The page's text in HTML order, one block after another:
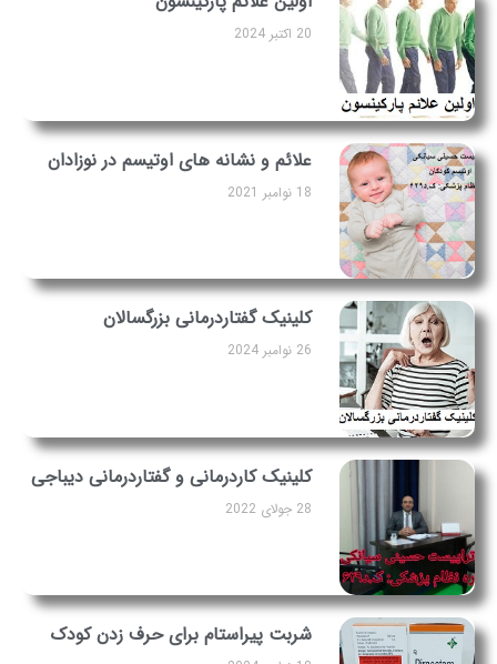
20 اکتبر 2024
علائم و نشانه های اوتیسم در نوزادان
18 نوامبر 2021
کلینیک گفتاردرمانی بزرگسالان
26 نوامبر 2024
کلینیک کاردرمانی و گفتاردرمانی دیباجی
28 جولای 2022
شربت پیراستام برای حرف زدن کودک